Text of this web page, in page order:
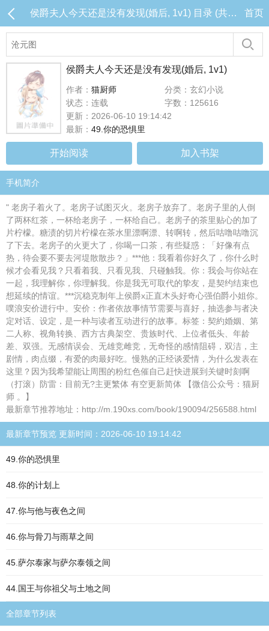
侯爵夫人今天还是没有发现(婚后, 1v1) 目录 (共49章) 首页
侯爵夫人今天还是没有发现(婚后, 1v1)
作者： 猫厨师
分类：玄幻小说
状态：连载
字数：125616
更新：2026-06-10 19:14:42
最新： 49.你的恐惧里
开始阅读 加入书架
手机简介
" 老房子着火了。老房子试图灭火。老房子放弃了。老房子里的人倒
了两杯红茶，一杯给老房子，一杯给自己。老房子的茶里贴心的加了
片柠檬。糖渍的切片柠檬在茶水里漂啊漂、转啊转，然后咕噜咕噜沉
了下去。老房子的火更大了，你喝一口茶，有些疑惑：「好像有点
热，待会要不要去河堤散散步？」***他：我看着你好久了，你什么时
候才会看见我？只看着我、只看见我、只碰触我。你：我会与你站在
一起，我理解你，你理解我。你是我无可取代的挚友，是契约结束也
想延续的情谊。***沉稳克制年上侯爵x正直木头好奇心强伯爵小姐你。
噗浪安价进行中。安价：作者依故事情节需要与喜好，抽选参与者决
定对话、设定，是一种与读者互动进行的故事。标签：契約婚姻、第
二人称、视角转换、西方古典架空、贵族时代、上位者低头、年龄
差、双强。无感情误会、无雄竞雌竞，无奇怪的感情阻碍，双洁，主
剧情，肉点缀，有爱的肉最好吃。慢熟的正经谈爱情，为什么发表在
这里？因为我希望能让周围的粉红色催自己赶快进展到关键时刻啊
（打滚）防雷：目前无?主更繁体 有空更新简体 【微信公众号：猫厨
师 。】
最新章节推荐地址：http://m.190xs.com/book/190094/256588.html
最新章节预览 更新时间：2026-06-10 19:14:42
49.你的恐惧里
48.你的计划上
47.你与他与夜色之间
46.你与骨刀与雨草之间
45.萨尔泰家与萨尔泰领之间
44.国王与你祖父与土地之间
全部章节列表